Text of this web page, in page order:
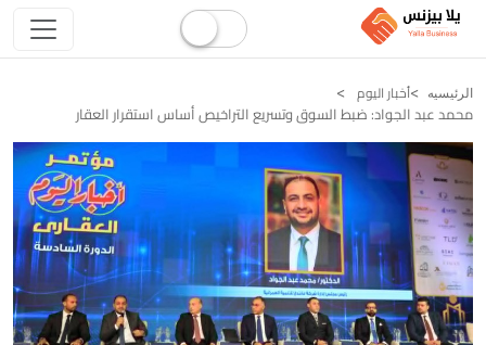
الرئيسيه أخبار اليوم
محمد عبد الجواد: ضبط السوق وتسريع التراخيص أساس استقرار العقار